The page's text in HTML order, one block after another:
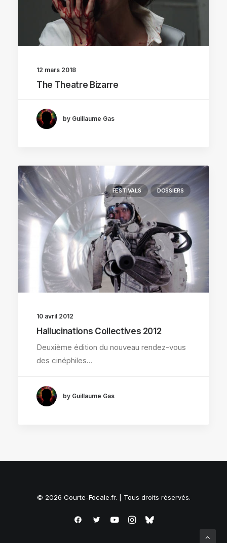
12 mars 2018
The Theatre Bizarre
by Guillaume Gas
FESTIVALS DOSSIERS
10 avril 2012
Hallucinations Collectives 2012
Deuxième édition du nouveau rendez-vous
des cinéphiles…
by Guillaume Gas
© 2026 Courte-Focale.fr. | Tous droits réservés.